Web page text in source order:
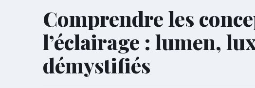
Comprendre les
l’éclairage : lumen,
démystifiés